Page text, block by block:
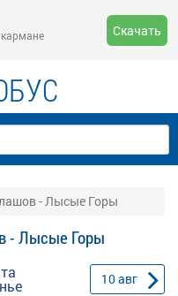
Скачать
- Лысые Горы
- Лысые Горы
10авг